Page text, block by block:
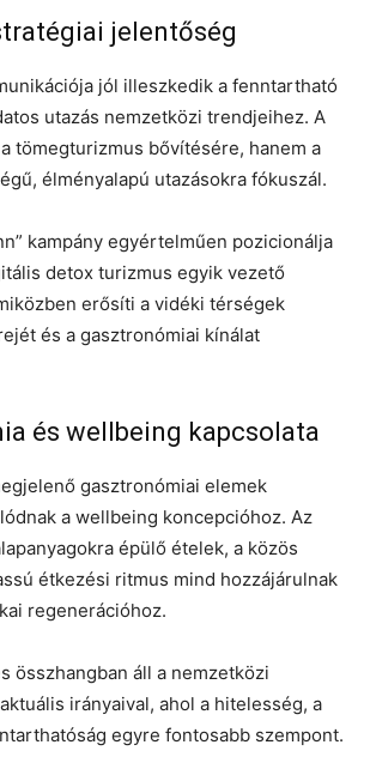
jelentőség
jól illeszkedik a fenntartható
utazás nemzetközi trendjeihez. A
tömegturizmus bővítésére, hanem a
élményalapú utazásokra fókuszál.
kampány egyértelműen pozicionálja
detox turizmus egyik vezető
erősíti a vidéki térségek
és a gasztronómiai kínálat
és wellbeing kapcsolata
gasztronómiai elemek
a wellbeing koncepcióhoz. Az
épülő ételek, a közös
étkezési ritmus mind hozzájárulnak
regenerációhoz.
összhangban áll a nemzetközi
irányaival, ahol a hitelesség, a
egyre fontosabb szempont.